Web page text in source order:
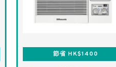
節省 HK$1400